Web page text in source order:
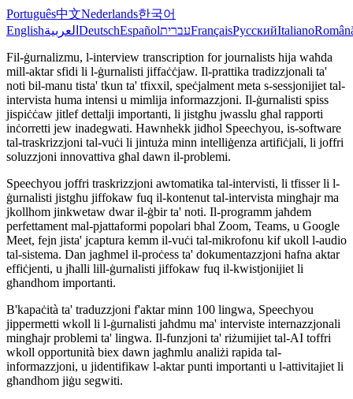
Português中文Nederlands한국어
Englishالعربية DeutschEspañolעבריתFrançaisРусскийItaliano
Fil-ġurnalizmu, l-interview transcription for journalists hija waħda
mill-aktar sfidi li l-ġurnalisti jiffaċċjaw. Il-prattika tradizzjonali ta'
noti bil-manu tista' tkun ta' tfixxil, speċjalment meta s-sessjonijiet tal-
intervista huma intensi u mimlija informazzjoni. Il-ġurnalisti spiss
jispiċċaw jitlef dettalji importanti, li jistgħu jwasslu għal rapporti
inċorretti jew inadegwati. Hawnhekk jidħol Speechyou, is-software
tal-traskrizzjoni tal-vuċi li jintuża minn intelliġenza artifiċjali, li joffri
soluzzjoni innovattiva għal dawn il-problemi.
Speechyou joffri traskrizzjoni awtomatika tal-intervisti, li tfisser li l-
ġurnalisti jistgħu jiffokaw fuq il-kontenut tal-intervista mingħajr ma
jkollhom jinkwetaw dwar il-ġbir ta' noti. Il-programm jaħdem
perfettament mal-pjattaformi popolari bħal Zoom, Teams, u Google
Meet, fejn jista' jcaptura kemm il-vuċi tal-mikrofonu kif ukoll l-audio
tal-sistema. Dan jagħmel il-proċess ta' dokumentazzjoni ħafna aktar
effiċjenti, u jħalli lill-ġurnalisti jiffokaw fuq il-kwistjonijiet li
għandhom importanti.
B'kapaċità ta' traduzzjoni f'aktar minn 100 lingwa, Speechyou
jippermetti wkoll li l-ġurnalisti jaħdmu ma' interviste internazzjonali
mingħajr problemi ta' lingwa. Il-funzjoni ta' riżumijiet tal-AI toffri
wkoll opportunità biex dawn jagħmlu analiżi rapida tal-
informazzjoni, u jidentifikaw l-aktar punti importanti u l-attivitajiet li
għandhom jiġu segwiti.